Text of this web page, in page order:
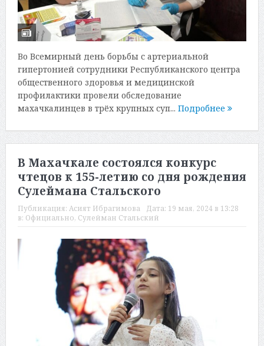
Во Всемирный день борьбы с артериальной
гипертонией сотрудники Республиканского центра
общественного здоровья и медицинской
профилактики провели обследование
махачкалинцев в трёх крупных суп... Подробнее
В Махачкале состоялся конкурс
чтецов к 155-летию со дня рождения
Сулеймана Стальского
Публикация: Асият Ибрагимова Дата: 19 мая, 2024 в 13:28
в: Официально, Сулейман Стальский